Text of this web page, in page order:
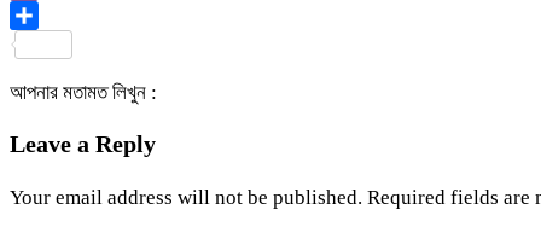
Viber
আপনার মতামত লিখুন :
Leave a Reply
Your email address will not be published. Required fields are